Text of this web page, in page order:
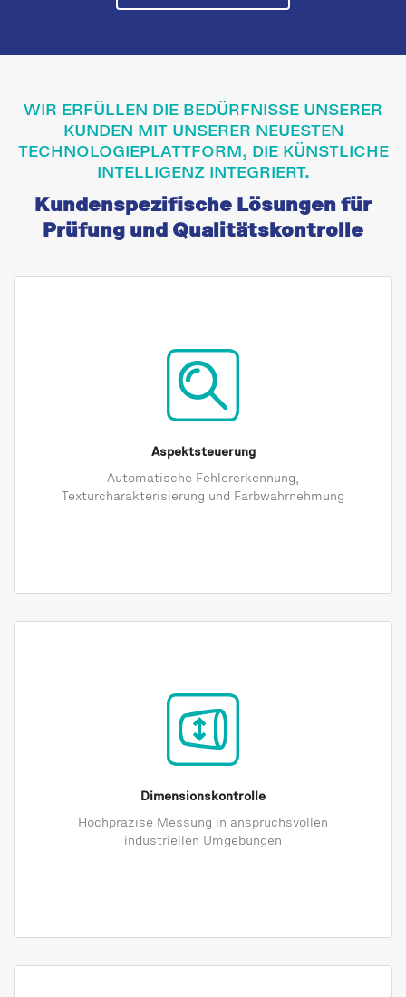
WIR ERFÜLLEN DIE BEDÜRFNISSE UNSERER
KUNDEN MIT UNSERER NEUESTEN
TECHNOLOGIEPLATTFORM, DIE KÜNSTLICHE
INTELLIGENZ INTEGRIERT.
Kundenspezifische Lösungen für
Prüfung und Qualitätskontrolle
Aspektsteuerung
Automatische Fehlererkennung,
Texturcharakterisierung und Farbwahrnehmung
Dimensionskontrolle
Hochpräzise Messung in anspruchsvollen
industriellen Umgebungen